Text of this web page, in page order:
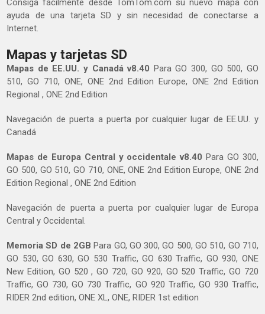
Consiga fácilmente desde TomTom.com su nuevo mapa con
ayuda de una tarjeta SD y sin necesidad de conectarse a
Internet.
Mapas y tarjetas SD
Mapas de EE.UU. y Canadá v8.40 Para GO 300, GO 500, GO
510, GO 710, ONE, ONE 2nd Edition Europe, ONE 2nd Edition
Regional , ONE 2nd Edition
Navegación de puerta a puerta por cualquier lugar de EE.UU. y
Canadá
Mapas de Europa Central y occidentale v8.40Para GO 300,
GO 500, GO 510, GO 710, ONE, ONE 2nd Edition Europe, ONE 2nd
Edition Regional , ONE 2nd Edition
Navegación de puerta a puerta por cualquier lugar de Europa
Central y Occidental.
Memoria SD de 2GBPara GO, GO 300, GO 500, GO 510, GO 710,
GO 530, GO 630, GO 530 Traffic, GO 630 Traffic, GO 930, ONE
New Edition, GO 520 , GO 720, GO 920, GO 520 Traffic, GO 720
Traffic, GO 730, GO 730 Traffic, GO 920 Traffic, GO 930 Traffic,
RIDER 2nd edition, ONE XL, ONE, RIDER 1st edition